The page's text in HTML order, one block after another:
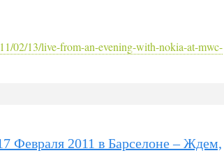
02/13/live-from-an-evening-with-nokia-at-mwc-
Февраля 2011 в Барселоне – Ждем,